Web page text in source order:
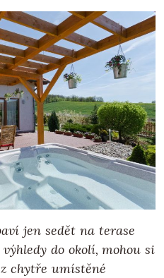
jen sedět na terase
do okolí, mohou si
chytře umístěné